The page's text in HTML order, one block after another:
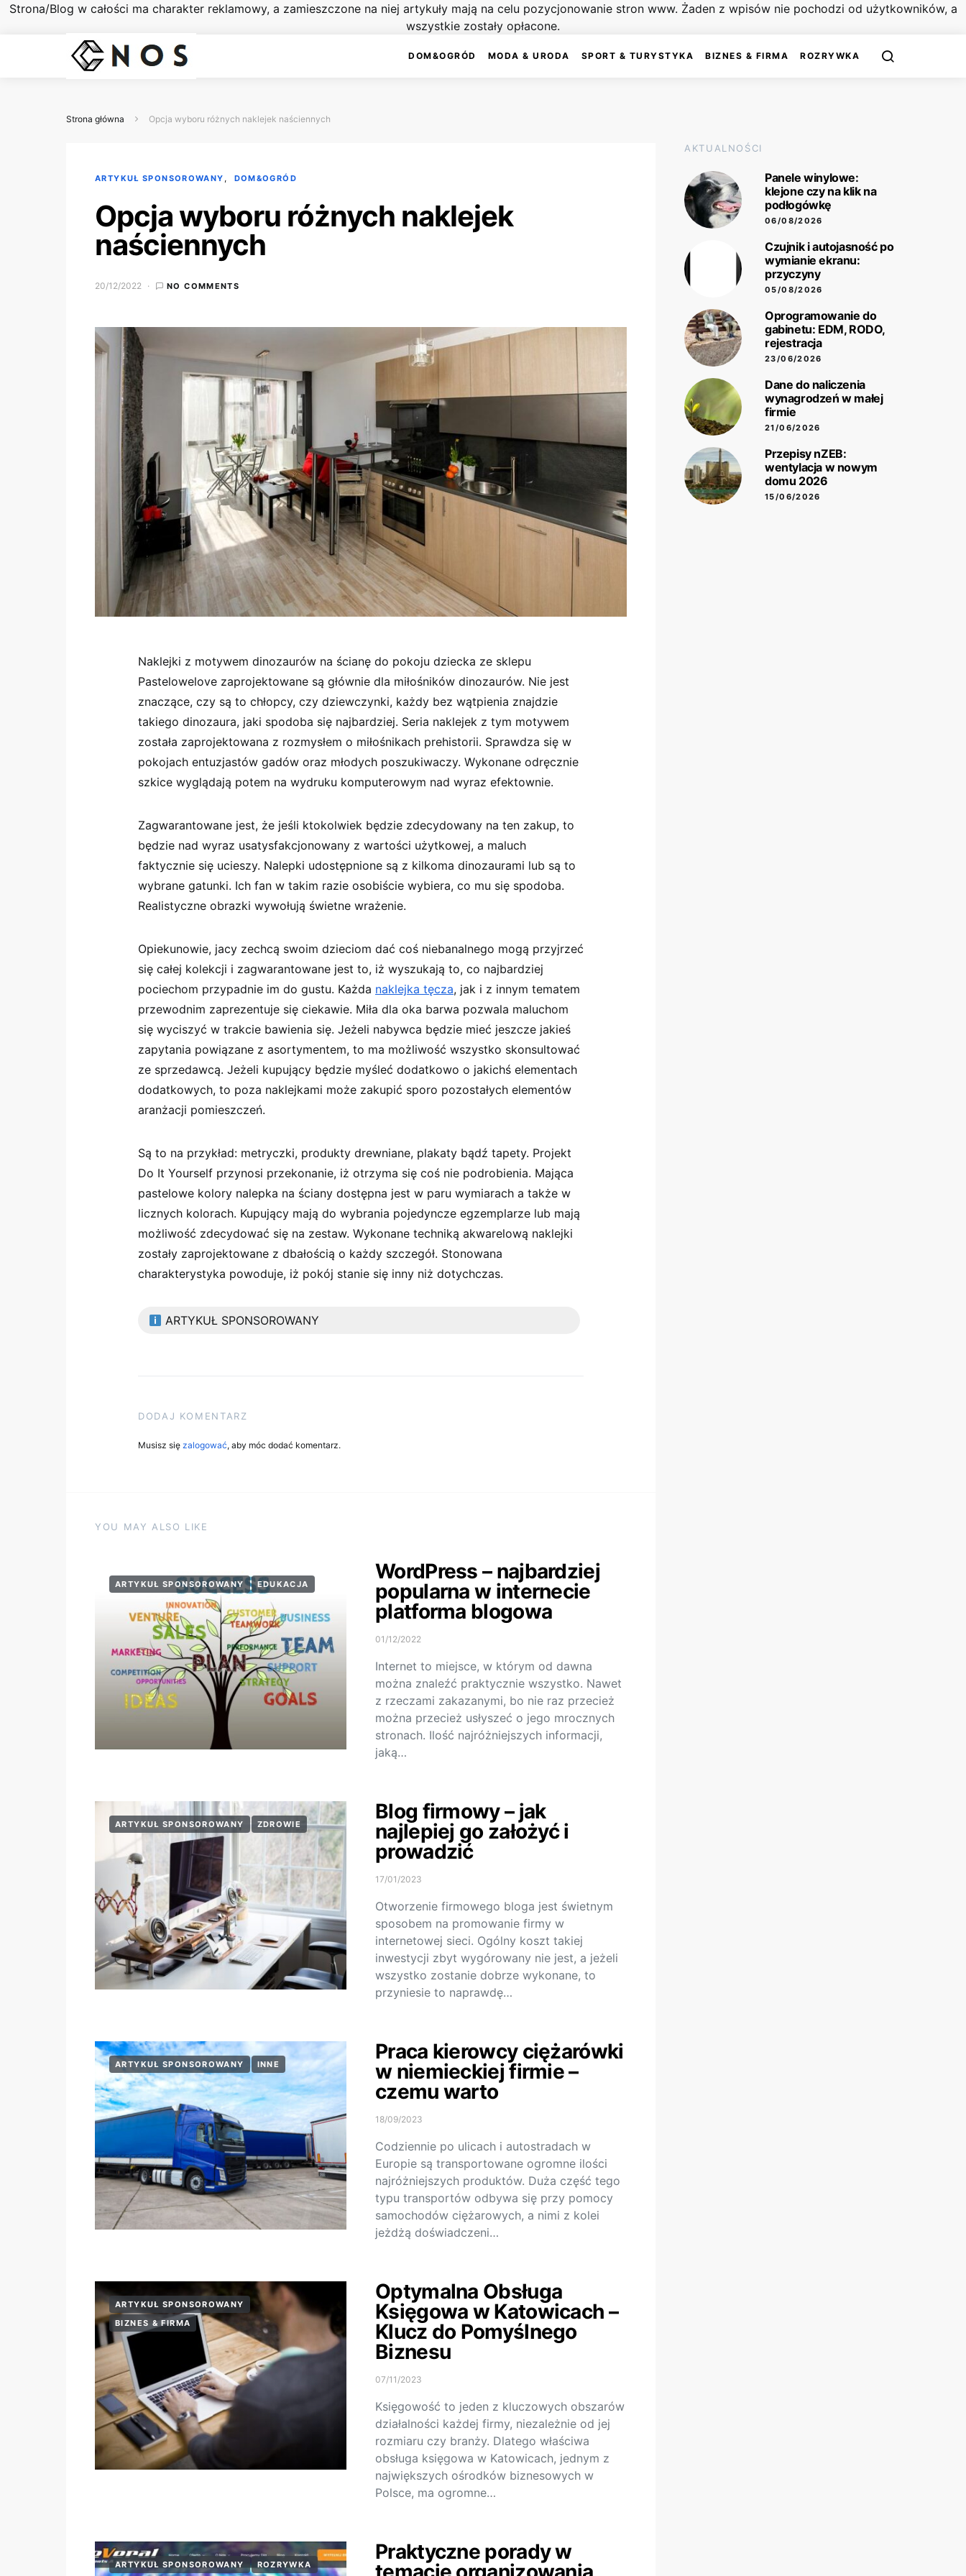
Strona/Blog w całości ma charakter reklamowy, a zamieszczone na niej artykuły mają na celu pozycjonowanie stron www. Żaden z wpisów nie pochodzi od użytkowników, a
wszystkie zostały opłacone.
DOM&OGRÓD MODA & URODA SPORT & TURYSTYKA BIZNES & FIRMA ROZRYWKA
Strona główna Opcja wyboru różnych naklejek naściennych
ARTYKUŁ SPONSOROWANY DOM&OGRÓD
Opcja wyboru różnych naklejek
naściennych
20/12/2022 NO COMMENTS
Naklejki z motywem dinozaurów na ścianę do pokoju dziecka ze sklepu
Pastelowelove zaprojektowane są głównie dla miłośników dinozaurów. Nie jest
znaczące, czy są to chłopcy, czy dziewczynki, każdy bez wątpienia znajdzie
takiego dinozaura, jaki spodoba się najbardziej. Seria naklejek z tym motywem
została zaprojektowana z rozmysłem o miłośnikach prehistorii. Sprawdza się w
pokojach entuzjastów gadów oraz młodych poszukiwaczy. Wykonane odręcznie
szkice wyglądają potem na wydruku komputerowym nad wyraz efektownie.
Zagwarantowane jest, że jeśli ktokolwiek będzie zdecydowany na ten zakup, to
będzie nad wyraz usatysfakcjonowany z wartości użytkowej, a maluch
faktycznie się ucieszy. Nalepki udostępnione są z kilkoma dinozaurami lub są to
wybrane gatunki. Ich fan w takim razie osobiście wybiera, co mu się spodoba.
Realistyczne obrazki wywołują świetne wrażenie.
Opiekunowie, jacy zechcą swoim dzieciom dać coś niebanalnego mogą przyjrzeć
się całej kolekcji i zagwarantowane jest to, iż wyszukają to, co najbardziej
pociechom przypadnie im do gustu. Każda naklejka tęcza, jak i z innym tematem
przewodnim zaprezentuje się ciekawie. Miła dla oka barwa pozwala maluchom
się wyciszyć w trakcie bawienia się. Jeżeli nabywca będzie mieć jeszcze jakieś
zapytania powiązane z asortymentem, to ma możliwość wszystko skonsultować
ze sprzedawcą. Jeżeli kupujący będzie myśleć dodatkowo o jakichś elementach
dodatkowych, to poza naklejkami może zakupić sporo pozostałych elementów
aranżacji pomieszczeń.
Są to na przykład: metryczki, produkty drewniane, plakaty bądź tapety. Projekt
Do It Yourself przynosi przekonanie, iż otrzyma się coś nie podrobienia. Mająca
pastelowe kolory nalepka na ściany dostępna jest w paru wymiarach a także w
licznych kolorach. Kupujący mają do wybrania pojedyncze egzemplarze lub mają
możliwość zdecydować się na zestaw. Wykonane techniką akwarelową naklejki
zostały zaprojektowane z dbałością o każdy szczegół. Stonowana
charakterystyka powoduje, iż pokój stanie się inny niż dotychczas.
ARTYKUŁ SPONSOROWANY
DODAJ KOMENTARZ
Musisz się zalogować, aby móc dodać komentarz.
YOU MAY ALSO LIKE
ARTYKUŁ SPONSOROWANY EDUKACJA
WordPress – najbardziej
popularna w internecie
platforma blogowa
01/12/2022
Internet to miejsce, w którym od dawna
można znaleźć praktycznie wszystko. Nawet
z rzeczami zakazanymi, bo nie raz przecież
można przecież usłyszeć o jego mrocznych
stronach. Ilość najróżniejszych informacji,
jaką…
ARTYKUŁ SPONSOROWANY ZDROWIE
Blog firmowy – jak
najlepiej go założyć i
prowadzić
17/01/2023
Otworzenie firmowego bloga jest świetnym
sposobem na promowanie firmy w
internetowej sieci. Ogólny koszt takiej
inwestycji zbyt wygórowany nie jest, a jeżeli
wszystko zostanie dobrze wykonane, to
przyniesie to naprawdę…
ARTYKUŁ SPONSOROWANY INNE
Praca kierowcy ciężarówki
w niemieckiej firmie –
czemu warto
18/09/2023
Codziennie po ulicach i autostradach w
Europie są transportowane ogromne ilości
najróżniejszych produktów. Duża część tego
typu transportów odbywa się przy pomocy
samochodów ciężarowych, a nimi z kolei
jeżdżą doświadczeni…
ARTYKUŁ SPONSOROWANY
BIZNES & FIRMA
Optymalna Obsługa
Księgowa w Katowicach –
Klucz do Pomyślnego
Biznesu
07/11/2023
Księgowość to jeden z kluczowych obszarów
działalności każdej firmy, niezależnie od jej
rozmiaru czy branży. Dlatego właściwa
obsługa księgowa w Katowicach, jednym z
największych ośrodków biznesowych w
Polsce, ma ogromne…
ARTYKUŁ SPONSOROWANY ROZRYWKA
Praktyczne porady w
AKTUALNOŚCI
Panele winylowe:
klejone czy na klik na
podłogówkę
06/08/2026
Czujnik i autojasność po
wymianie ekranu:
przyczyny
05/08/2026
Oprogramowanie do
gabinetu: EDM, RODO,
rejestracja
23/06/2026
Dane do naliczenia
wynagrodzeń w małej
firmie
21/06/2026
Przepisy nZEB:
wentylacja w nowym
domu 2026
15/06/2026